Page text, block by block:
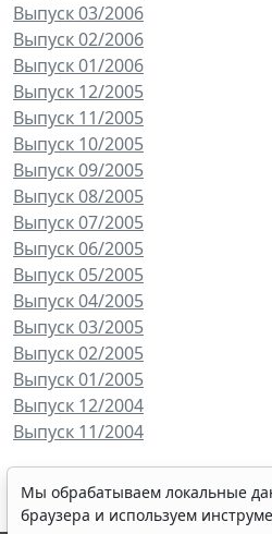
Выпуск 03/2006
Выпуск 02/2006
Выпуск 01/2006
Выпуск 12/2005
Выпуск 11/2005
Выпуск 10/2005
Выпуск 09/2005
Выпуск 08/2005
Выпуск 07/2005
Выпуск 06/2005
Выпуск 05/2005
Выпуск 04/2005
Выпуск 03/2005
Выпуск 02/2005
Выпуск 01/2005
Выпуск 12/2004
Выпуск 11/2004
Мы обрабатываем локальные
браузера и используем